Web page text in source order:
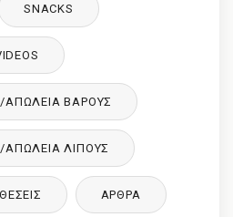
SNACKS
ΒΆΡΟΥΣ
ΛΊΠΟΥΣ
ΑΡΘΡΑ